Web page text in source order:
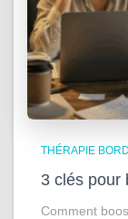
THÉRAPIE
3 clés pour
Comment